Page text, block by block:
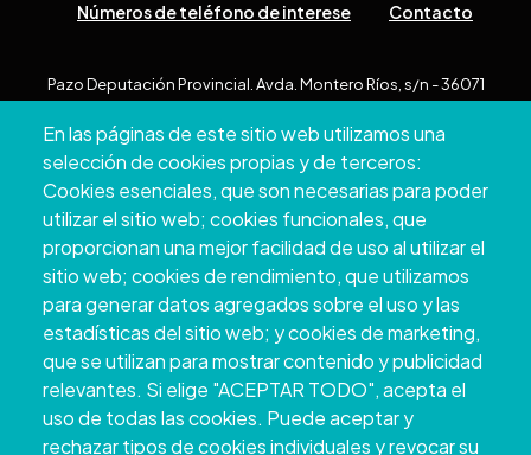
En las páginas de este sitio web utilizamos una
selección de cookies propias y de terceros:
Cookies esenciales, que son necesarias para poder
utilizar el sitio web; cookies funcionales, que
proporcionan una mejor facilidad de uso al utilizar el
sitio web; cookies de rendimiento, que utilizamos
para generar datos agregados sobre el uso y las
estadísticas del sitio web; y cookies de marketing,
que se utilizan para mostrar contenido y publicidad
relevantes. Si elige "ACEPTAR TODO", acepta el
uso de todas las cookies. Puede aceptar y
rechazar tipos de cookies individuales y revocar su
Números de teléfono de interese
Contacto
Pazo Deputación Provincial. Avda. Montero Ríos, s/n - 36071
+34 986 804 100 | +34 986 804 124
Copyright © 2026. Deputación Provincial de